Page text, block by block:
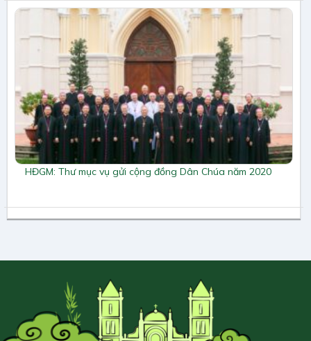
HĐGM: Thư mục vụ gửi cộng đồng Dân Chúa năm 2020